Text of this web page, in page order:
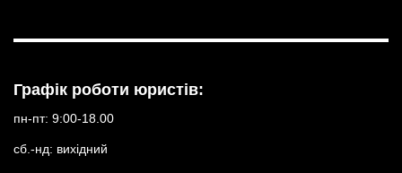
Графік роботи юристів:
пн-пт: 9:00-18.00
сб.-нд: вихідний